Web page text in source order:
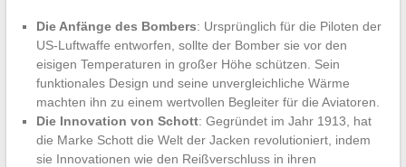
Die Anfänge des Bombers: Ursprünglich für die Piloten der
US-Luftwaffe entworfen, sollte der Bomber sie vor den
eisigen Temperaturen in großer Höhe schützen. Sein
funktionales Design und seine unvergleichliche Wärme
machten ihn zu einem wertvollen Begleiter für die Aviatoren.
Die Innovation von Schott: Gegründet im Jahr 1913, hat
die Marke Schott die Welt der Jacken revolutioniert, indem
sie Innovationen wie den Reißverschluss in ihren